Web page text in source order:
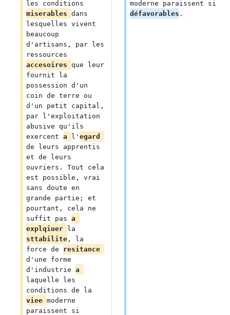
les conditions
miserables dans
lesquelles vivent
beaucoup
d'artisans, par les
ressources
accesoires que leur
fournit la
possession d'un
coin de terre ou
d'un petit capital,
par l'exploitation
abusive qu'ils
exercent a l' egard
de leurs apprentis
et de leurs
ouvriers. Tout cela
est possible, vrai
sans doute en
grande partie; et
pourtant, cela ne
suffit pas a
explqiuer
la
sttabilite, la
force de resitance
d'une forme
d'industrie a
laquelle les
conditions de la
viee moderne
paraissent si
moderne paraissent si
défavorables .